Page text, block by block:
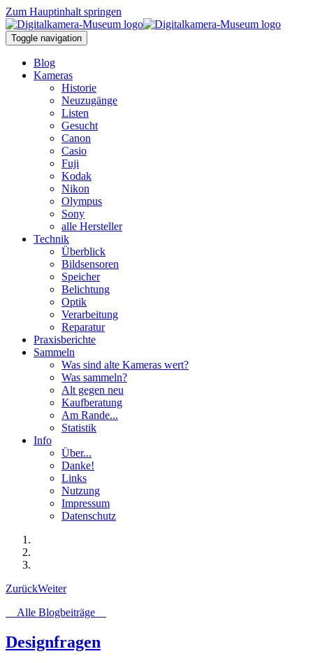
Zum Hauptinhalt springen
Toggle navigation
Blog
Kameras
Historie
Neuzugänge
Listen
Gesucht
Canon
Casio
Fuji
Kodak
Nikon
Olympus
Sony
alle Hersteller
Technik
Überblick
Bildsensoren
Speicher
Belichtung
Optik
Verarbeitung
Reparatur
Praxisberichte
Sammeln
Was sind alte Kameras wert?
Was sammeln?
Alt gegen neu
Kaufberatung
Am Rande...
Statistik
Info
Über...
Danke!
Links
Nutzung
Impressum
Datenschutz
ZurückWeiter
Alle Blogbeiträge
Designfragen